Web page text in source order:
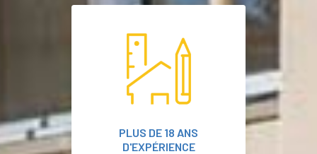
PLUS DE 18 ANS
D'EXPÉRIENCE